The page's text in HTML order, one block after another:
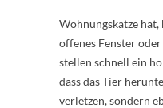
Wohnungskatze
offenes Fenster
stellen schnell ein
dass das Tier
verletzen, sondern